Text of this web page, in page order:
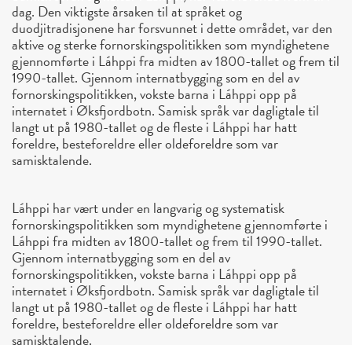
dag. Den viktigste årsaken til at språket og
duodjitradisjonene har forsvunnet i dette området, var den
aktive og sterke fornorskingspolitikken som myndighetene
gjennomførte i Láhppi fra midten av 1800-tallet og frem til
1990-tallet. Gjennom internatbygging som en del av
fornorskingspolitikken, vokste barna i Láhppi opp på
internatet i Øksfjordbotn. Samisk språk var dagligtale til
langt ut på 1980-tallet og de fleste i Láhppi har hatt
foreldre, besteforeldre eller oldeforeldre som var
samisktalende.
Láhppi har vært under en langvarig og systematisk
fornorskingspolitikken som myndighetene gjennomførte i
Láhppi fra midten av 1800-tallet og frem til 1990-tallet.
Gjennom internatbygging som en del av
fornorskingspolitikken, vokste barna i Láhppi opp på
internatet i Øksfjordbotn. Samisk språk var dagligtale til
langt ut på 1980-tallet og de fleste i Láhppi har hatt
foreldre, besteforeldre eller oldeforeldre som var
samisktalende.